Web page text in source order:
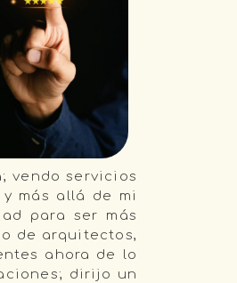
vendo servicios
más allá de mi
para ser más
de arquitectos,
ahora de lo
dirijo un